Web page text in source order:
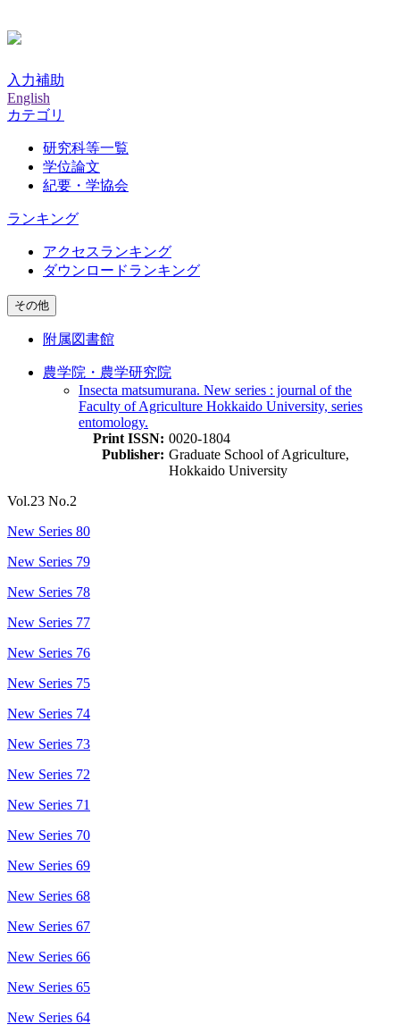
入力補助
English
カテゴリ
研究科等一覧
学位論文
紀要・学協会
ランキング
アクセスランキング
ダウンロードランキング
その他
附属図書館
農学院・農学研究院
Insecta matsumurana. New series : journal of the
Faculty of Agriculture Hokkaido University, series
entomology.
Print ISSN: 0020-1804
Publisher: Graduate School of Agriculture,
Hokkaido University
Vol.23 No.2
New Series 80
New Series 79
New Series 78
New Series 77
New Series 76
New Series 75
New Series 74
New Series 73
New Series 72
New Series 71
New Series 70
New Series 69
New Series 68
New Series 67
New Series 66
New Series 65
New Series 64